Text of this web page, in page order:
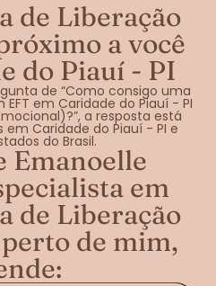
de Liberação
a você
do Piauí - PI
de “Como consigo uma
em Caridade do Piauí - PI
a resposta está
Caridade do Piauí - PI e
do Brasil.
Emanoelle
em
de Liberação
de mim,